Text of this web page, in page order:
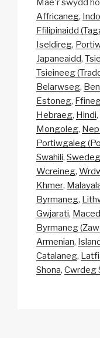
Mae'r swydd
Affricaneg
Ffilipinaidd
Iseldireg
Japaneaidd
Tsieineeg
Belarwseg
Estoneg
Hebraeg Hindi
Mongoleg
Portiwgaleg
Swahili Swedeg
Wcreineg
Khmer
Byrmaneg
Gwjarati
Byrmaneg
Armenian
Catalaneg
Shona Cwrdeg